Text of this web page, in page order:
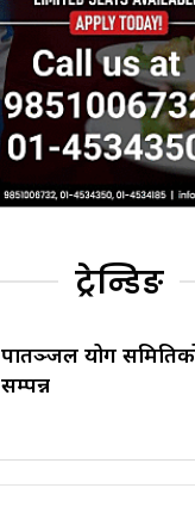
ट्रेन्डिङ
पातञ्जल योग समितिको
सम्पन्न